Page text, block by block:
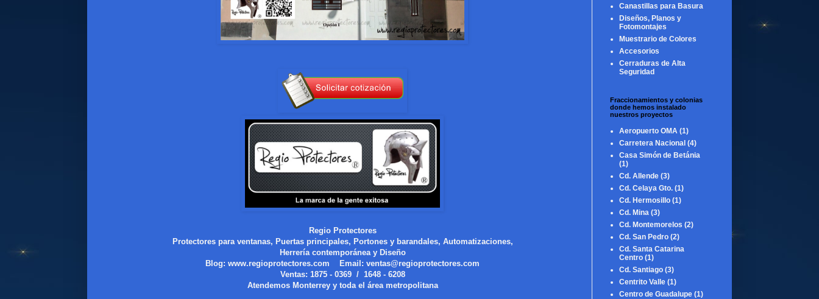
Regio Protectores
Protectores para ventanas, Puertas principales, Portones y barandales, Automatizaciones,
Herrería contemporánea y Diseño
Blog: www.regioprotectores.com Email: ventas@regioprotectores.com
Ventas: 1875 - 0369 / 1648 - 6208
Atendemos Monterrey y toda el área metropolitana
Canastillas para Basura
Diseños, Planos y
Fotomontajes
Muestrario de Colores
Accesorios
Cerraduras de Alta
Seguridad
Fraccionamientos y colonias
donde hemos instalado
nuestros proyectos
Aeropuerto OMA (1)
Carretera Nacional (4)
Casa Simón de Betánia
(1)
Cd. Allende (3)
Cd. Celaya Gto. (1)
Cd. Hermosillo (1)
Cd. Mina (3)
Cd. Montemorelos (2)
Cd. San Pedro (2)
Cd. Santa Catarina
Centro (1)
Cd. Santiago (3)
Centrito Valle (1)
Centro de Guadalupe (1)